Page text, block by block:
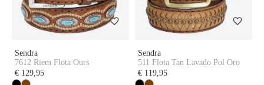
Sendra
7612 Riem Flota Ours
€ 129,95
Sendra
511 Flota Tan Lavado Pol Oro
€ 119,95